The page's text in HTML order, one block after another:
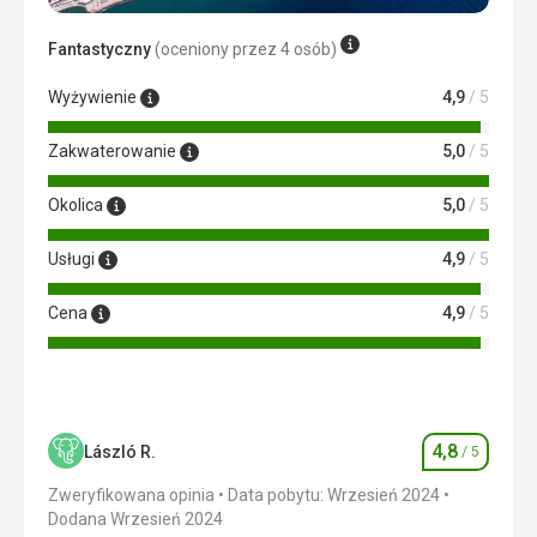
Apartament w porządku, mała wystarczająca kuchnia i
Usługi
naszych próśb
Ta recenzja została automatycznie przetłumaczona za
pomocą Google Translate
Fantastyczny(oceniony przez 4 osób)
Wyżywienie 4,9 / 5
Zakwaterowanie 5,0 / 5
Okolica 5,0 / 5
Usługi 4,9 / 5
Cena 4,9 / 5
László R. Ocena
4,8 / 5
Zweryfikowana opinia
Data pobytu: Wrzesień 2024
Dodana Wrzesień 2024